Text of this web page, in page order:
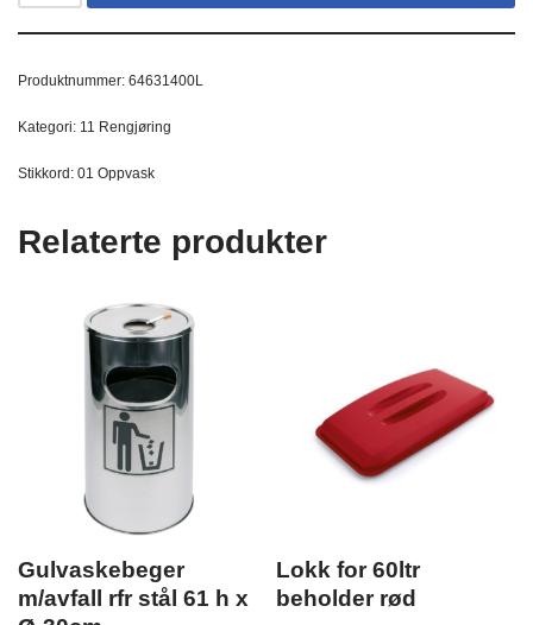
Produktnummer: 64631400L
Kategori: 11 Rengjøring
Stikkord: 01 Oppvask
Relaterte produkter
Gulvaskebeger
m/avfall rfr stål 61 h x
Lokk for 60ltr
beholder rød